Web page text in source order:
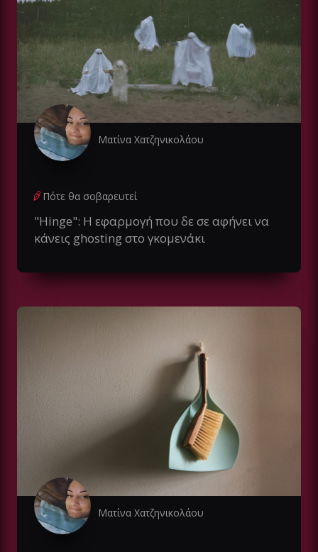
Ματίνα Χατζηνικολάου
Πότε θα σοβαρευτεί
"Hinge": Η εφαρμογή που δε σε αφήνει να
κάνεις ghosting στο γκομενάκι
Ματίνα Χατζηνικολάου